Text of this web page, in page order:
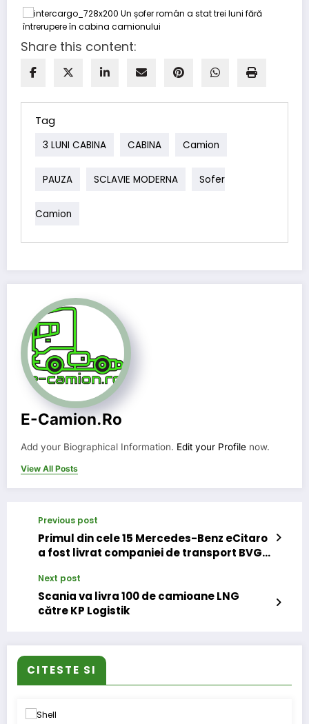
Share this content:
Tag
3 LUNI CABINA CABINA Camion
PAUZA SCLAVIE MODERNA Sofer
Camion
E-Camion.ro
Add your Biographical Information. Edit your Profile now.
View All Posts
Previous post
Primul din cele 15 Mercedes-Benz eCitaro
a fost livrat companiei de transport BVG
Next post
Scania va livra 100 de camioane LNG
către KP Logistik
CITESTE SI